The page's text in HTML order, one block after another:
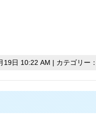
19日 10:22 AM | カテゴリー：